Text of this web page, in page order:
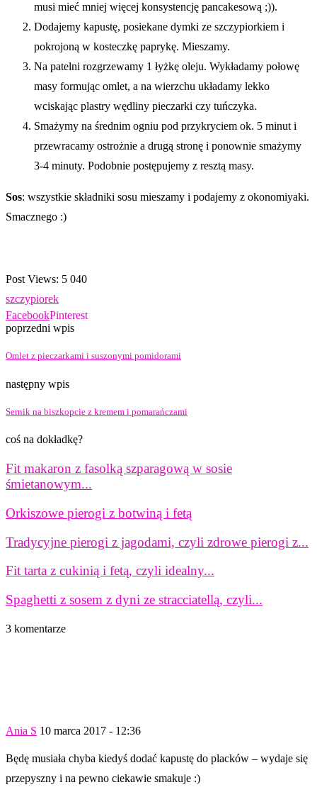
musi mieć mniej więcej konsystencję pancakesową ;)).
Dodajemy kapustę, posiekane dymki ze szczypiorkiem i
pokrojoną w kosteczkę paprykę. Mieszamy.
Na patelni rozgrzewamy 1 łyżkę oleju. Wykładamy połowę
masy formując omlet, a na wierzchu układamy lekko
wciskając plastry wędliny pieczarki czy tuńczyka.
Smażymy na średnim ogniu pod przykryciem ok. 5 minut i
przewracamy ostrożnie a drugą stronę i ponownie smażymy
3-4 minuty. Podobnie postępujemy z resztą masy.
Sos: wszystkie składniki sosu mieszamy i podajemy z okonomiyaki.
Smacznego :)
Post Views: 5 040
szczypiorek
FacebookPinterest
poprzedni wpis
Omlet z pieczarkami i suszonymi pomidorami
następny wpis
Sernik na biszkopcie z kremem i pomarańczami
coś na dokładkę?
Fit makaron z fasolką szparagową w sosie
śmietanowym...
Orkiszowe pierogi z botwiną i fetą
Tradycyjne pierogi z jagodami, czyli zdrowe pierogi z...
Fit tarta z cukinią i fetą, czyli idealny...
Spaghetti z sosem z dyni ze stracciatellą, czyli...
3 komentarze
Ania S 10 marca 2017 - 12:36
Będę musiała chyba kiedyś dodać kapustę do placków – wydaje się
przepyszny i na pewno ciekawie smakuje :)